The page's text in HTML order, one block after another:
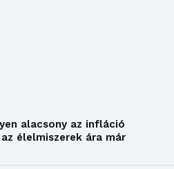
alacsony az infláció
élelmiszerek ára már